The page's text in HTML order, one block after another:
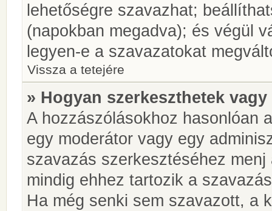
lehetőségre szavazhat;
(napokban megadva); és végül
legyen-e a szavazatokat
Vissza a tetejére
» Hogyan szerkeszthetek
A hozzászólásokhoz hasonlóan
egy moderátor vagy egy
szavazás szerkesztéséhez
mindig ehhez tartozik a
Ha még senki sem szavazott, a